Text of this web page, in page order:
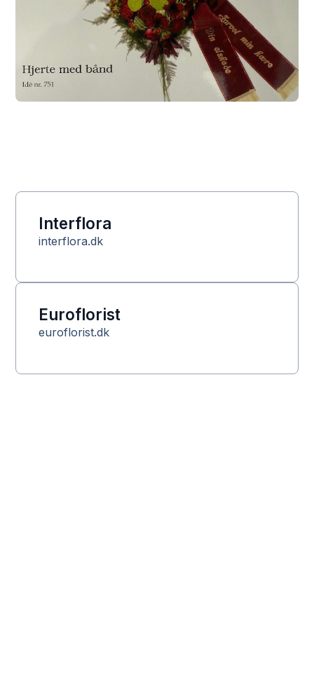
Interflora
interflora.dk
Euroflorist
euroflorist.dk